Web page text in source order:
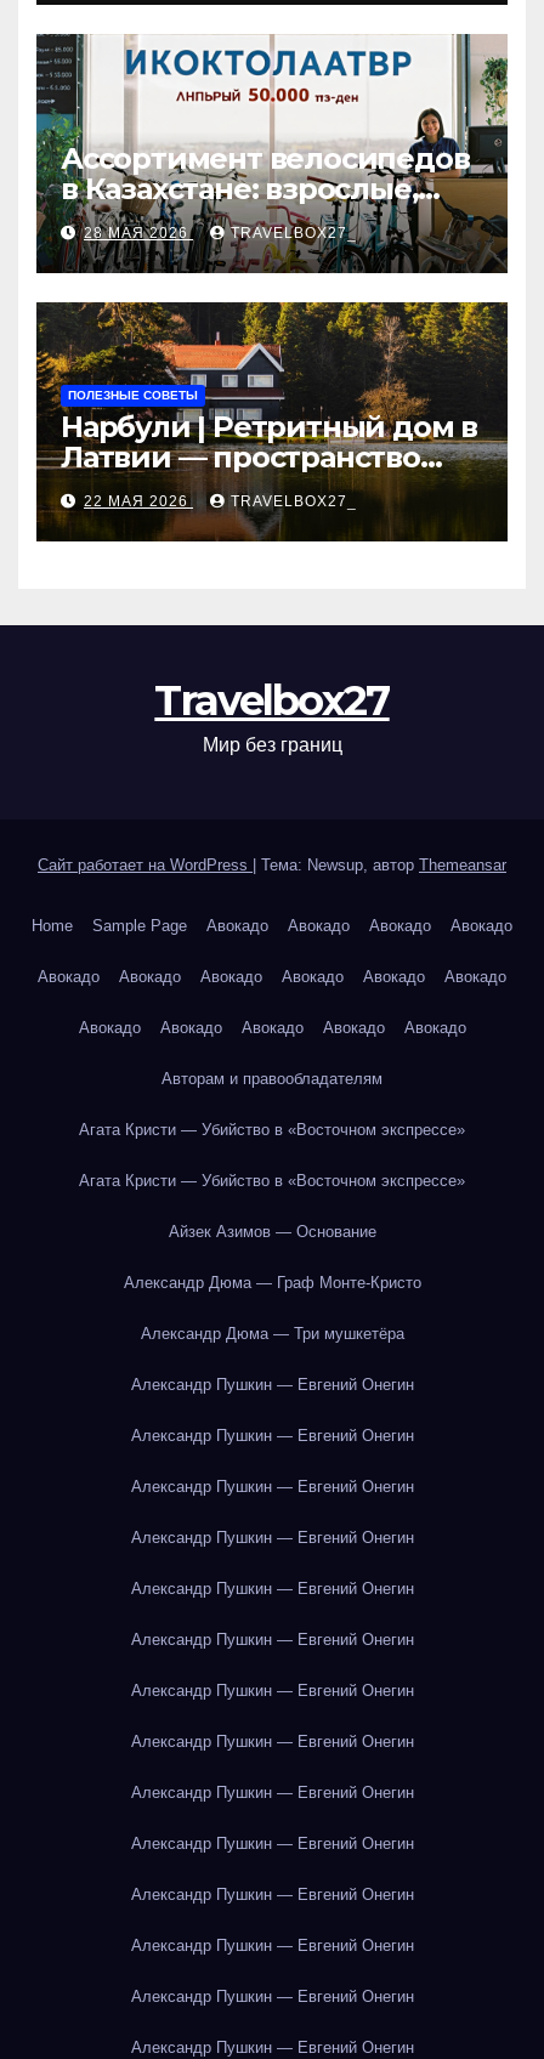
Ассортимент велосипедов
в Казахстане: взрослые,
детские и городские
модели, ценовые
категории и варианты
рассрочки
28 МАЯ 2026 TRAVELBOX27_
ПОЛЕЗНЫЕ СОВЕТЫ
Нарбули | Ретритный дом в
Латвии — пространство
для саморазвития и
восстановления
22 МАЯ 2026 TRAVELBOX27_
Travelbox27
Мир без границ
Сайт работает на WordPress Тема: Newsup, автор Themeansar
Home Sample Page Авокадо Авокадо Авокадо Авокадо
Авокадо Авокадо Авокадо Авокадо Авокадо Авокадо
Авокадо Авокадо Авокадо Авокадо Авокадо
Авторам и правообладателям
Агата Кристи — Убийство в «Восточном экспрессе»
Агата Кристи — Убийство в «Восточном экспрессе»
Айзек Азимов — Основание
Александр Дюма — Граф Монте-Кристо
Александр Дюма — Три мушкетёра
Александр Пушкин — Евгений Онегин
Александр Пушкин — Евгений Онегин
Александр Пушкин — Евгений Онегин
Александр Пушкин — Евгений Онегин
Александр Пушкин — Евгений Онегин
Александр Пушкин — Евгений Онегин
Александр Пушкин — Евгений Онегин
Александр Пушкин — Евгений Онегин
Александр Пушкин — Евгений Онегин
Александр Пушкин — Евгений Онегин
Александр Пушкин — Евгений Онегин
Александр Пушкин — Евгений Онегин
Александр Пушкин — Евгений Онегин
Александр Пушкин — Евгений Онегин